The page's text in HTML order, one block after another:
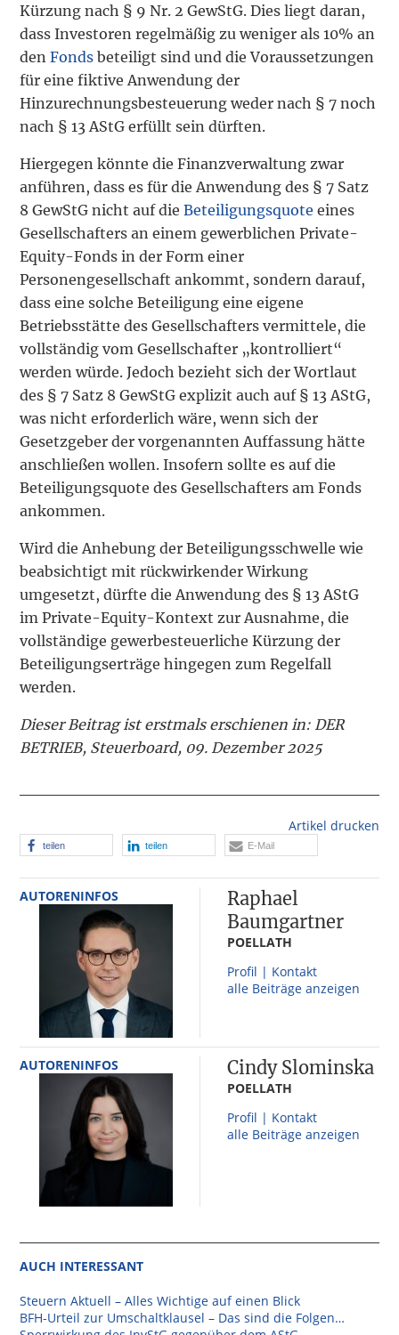
Kürzung nach § 9 Nr. 2 GewStG. Dies liegt daran,
dass Investoren regelmäßig zu weniger als 10% an
denFonds beteiligt sind und die Voraussetzungen
für eine fiktive Anwendung der
Hinzurechnungsbesteuerung weder nach § 7 noch
nach § 13 AStG erfüllt sein dürften.
Hiergegen könnte die Finanzverwaltung zwar
anführen, dass es für die Anwendung des § 7 Satz
8 GewStG nicht auf dieBeteiligungsquote eines
Gesellschafters an einem gewerblichen Private-
Equity-Fonds in der Form einer
Personengesellschaft ankommt, sondern darauf,
dass eine solche Beteiligung eine eigene
Betriebsstätte des Gesellschafters vermittele, die
vollständig vom Gesellschafter „kontrolliert“
werden würde. Jedoch bezieht sich der Wortlaut
des § 7 Satz 8 GewStG explizit auch auf § 13 AStG,
was nicht erforderlich wäre, wenn sich der
Gesetzgeber der vorgenannten Auffassung hätte
anschließen wollen. Insofern sollte es auf die
Beteiligungsquote des Gesellschafters am Fonds
ankommen.
Wird die Anhebung der Beteiligungsschwelle wie
beabsichtigt mit rückwirkender Wirkung
umgesetzt, dürfte die Anwendung des § 13 AStG
im Private-Equity-Kontext zur Ausnahme, die
vollständige gewerbesteuerliche Kürzung der
Beteiligungserträge hingegen zum Regelfall
werden.
Dieser Beitrag ist erstmals erschienen in: DER
BETRIEB, Steuerboard, 09. Dezember 2025
Artikel drucken
teilen teilen E-Mail
AUTORENINFOS
Raphael
Baumgartner
POELLATH
Profil | Kontakt
alle Beiträge anzeigen
AUTORENINFOS Cindy Slominska
POELLATH
Profil | Kontakt
alle Beiträge anzeigen
AUCH INTERESSANT
Steuern Aktuell – Alles Wichtige auf einen Blick
BFH-Urteil zur Umschaltklausel – Das sind die Folgen…